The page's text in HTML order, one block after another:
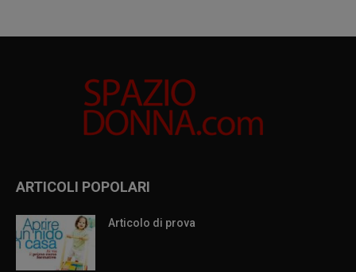
ARTICOLI POPOLARI
Articolo di prova